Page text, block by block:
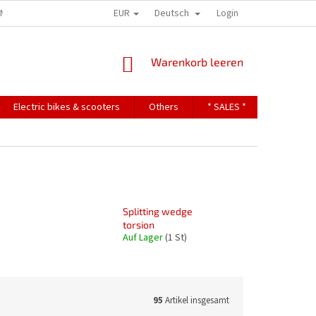
TERMS OF PERSONAL DATA PROTECTION
EUR Deutsch Login
WARENKORB
Warenkorb leeren
Electric bikes & scooters Others * SALES *
Splitting wedge
torsion
Auf Lager(1 St)
95 Artikel insgesamt